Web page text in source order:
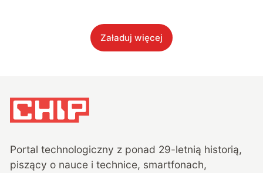
Załaduj więcej
Portal technologiczny z ponad 29-letnią historią,
piszący o nauce i technice, smartfonach,